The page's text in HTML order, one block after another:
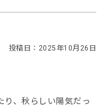
投稿日：2025年10月26日
、秋らしい陽気だっ